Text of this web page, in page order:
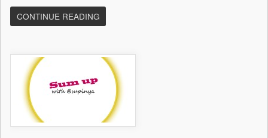
CONTINUE READING